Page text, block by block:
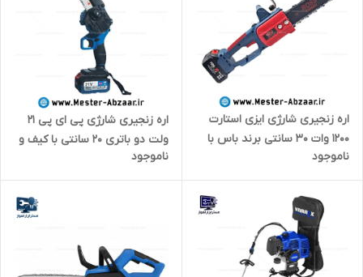
اره زنجیری شارژی ایزی استارت
1200 وات 30 سانتی برند باس با
118VF
ناموجود
اره زنجیری شارژی پی ای پی 21
ولت دو باتری 20 سانتی با کیف و
گارانتی مدل CCS-2150 P.A.P
ناموجود